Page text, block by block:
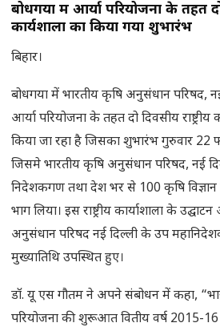
बोधगया में आर्या परियोजना के तहत दो
कार्यशाला का किया गया शुभारंभ
बिहार।
बोधगया में भारतीय कृषि अनुसंधान परिषद, नई
आर्या परियोजना के तहत दो दिवसीय
किया जा रहा है जिसका शुभारंभ गुरुवार 22
जिसमे भारतीय कृषि अनुसंधान परिषद, नई
निदेशकगण तथा देश भर से 100 कृषि विज्ञान
भाग लिया। इस राष्ट्रीय कार्याशाला के
अनुसंधान परिषद नई दिल्ली के उप
मुख्यातिथि उपस्थित हुए।
डॉ. यू एस गौतम ने अपने संबोधन में कहा,
परियोजना की शुरूआत वितीय वर्ष 2015-16